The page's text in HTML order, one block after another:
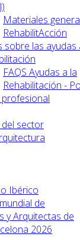
Materiales
RehabilitAcción
sobre las ayudas
FAQS Ayudas a la
Rehabilitación -
sector
Ibérico
de
y Arquitectas de
2026